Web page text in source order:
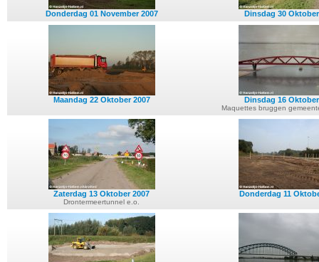
Donderdag 01 November 2007 Dinsdag 30
Maandag 22 Oktober 2007 Dinsdag 16
Maquettes bruggen
Zaterdag 13 Oktober 2007
Drontermeertunnel e.o.
Donderdag 11